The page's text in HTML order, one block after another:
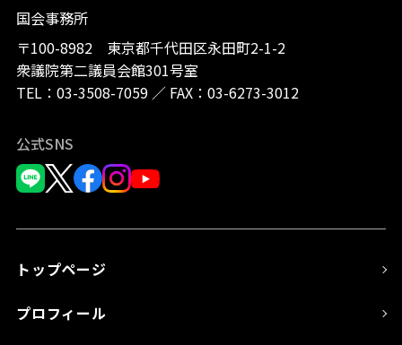
国会事務所
〒100-8982 東京都千代田区永田町2-1-2
衆議院第二議員会館301号室
TEL： 03-3508-7059／ FAX：03-6273-3012
公式SNS
トップページ
プロフィール